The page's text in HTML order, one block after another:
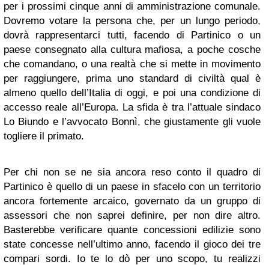
per i prossimi cinque anni di amministrazione comunale.
Dovremo votare la persona che, per un lungo periodo,
dovrà rappresentarci tutti, facendo di Partinico o un
paese consegnato alla cultura mafiosa, a poche cosche
che comandano, o una realtà che si mette in movimento
per raggiungere, prima uno standard di civiltà qual è
almeno quello dell’Italia di oggi, e poi una condizione di
accesso reale all’Europa. La sfida è tra l’attuale sindaco
Lo Biundo e l’avvocato Bonnì, che giustamente gli vuole
togliere il primato.
Per chi non se ne sia ancora reso conto il quadro di
Partinico è quello di un paese in sfacelo con un territorio
ancora fortemente arcaico, governato da un gruppo di
assessori che non saprei definire, per non dire altro.
Basterebbe verificare quante concessioni edilizie sono
state concesse nell’ultimo anno, facendo il gioco dei tre
compari sordi. Io te lo dò per uno scopo, tu realizzi